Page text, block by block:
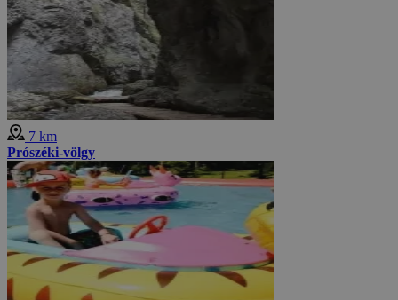
7 km
Prószéki-völgy